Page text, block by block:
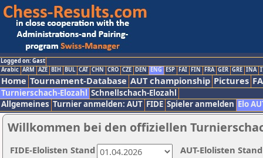
Logged on: Gast
Arabic ARM AZE BIH BUL CAT CHN CRO CZE DEN ENG ESP FAI FIN FRA GER GRE INA
Home Tournament-Database AUT championship Pictures
Turnierschach-Elozahl Schnellschach-Elozahl
Allgemeines Turnier anmelden: AUT FIDE Spieler anmelden Elo
Willkommen bei den offiziellen
AUT-Elolisten
FIDE-Elolisten Stand